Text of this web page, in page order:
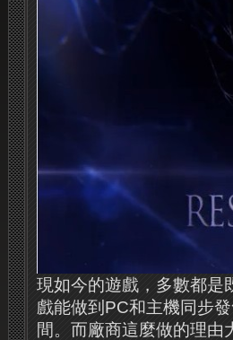
現如今的遊戲，多數都是
戲能做到PC和主機同步
間。而廠商這麼做的理由